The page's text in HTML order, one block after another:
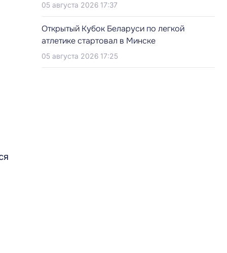
05 августа 2026 17:37
Открытый Кубок Беларуси по легкой
атлетике стартовал в Минске
05 августа 2026 17:25